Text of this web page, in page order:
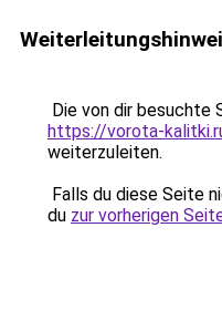
Die von dir besuchte
https://vorota-
weiterzuleiten.
Falls du diese Seite
du zur vorherigen